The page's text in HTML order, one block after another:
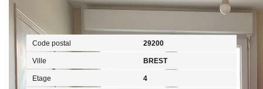
Code postal 29200
Ville BREST
Etage 4